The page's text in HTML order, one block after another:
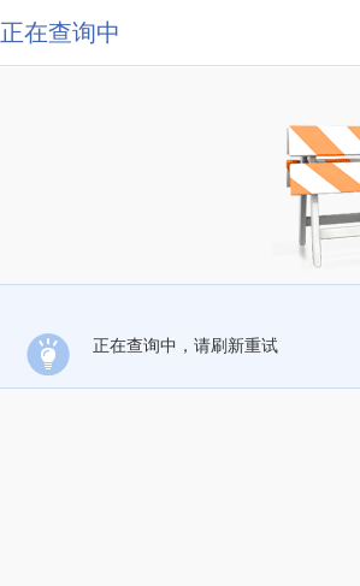
正在查询中
正在查询中，请刷新重试